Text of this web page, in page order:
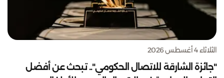
الثلاثاء 4 أغسطس 2026
"جائزة الشارقة للاتصال الحكومي".. تبحث عن أفضل